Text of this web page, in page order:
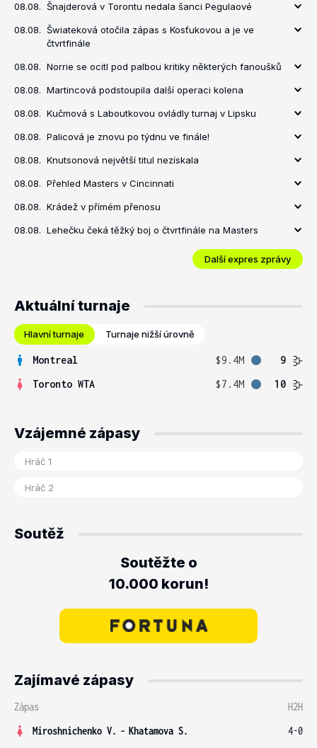
08.08. Šnajderová v Torontu nedala šanci Pegulaové
08.08. Šwiateková otočila zápas s Kosťukovou a je ve
čtvrtfinále
08.08. Norrie se ocitl pod palbou kritiky některých fanoušků
08.08. Martincová podstoupila další operaci kolena
08.08. Kučmová s Laboutkovou ovládly turnaj v Lipsku
08.08. Palicová je znovu po týdnu ve finále!
08.08. Knutsonová největší titul nezískala
08.08. Přehled Masters v Cincinnati
08.08. Krádež v přímém přenosu
08.08. Lehečku čeká těžký boj o čtvrtfinále na Masters
Další expres zprávy
Aktuální turnaje
Hlavní turnaje Turnaje nižší úrovně
Montreal $9.4M
9
Toronto WTA
$7.4M 10
Vzájemné zápasy
Soutěž
Soutěžte o
10.000 korun!
Zajímavé zápasy
Zápas
H2H
Miroshnichenko V. - Khatamova S.
4-0